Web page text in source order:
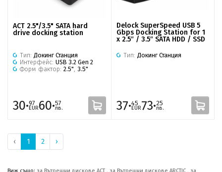
ACT 2.5"/3.5" SATA hard
drive docking station
Тип: Докинг Станция
Интерфейс: USB 3.2 Gen 2
Форм фактор: 2.5", 3.5"
30·97
EUR60·57
лв.
Delock SuperSpeed USB 5
Gbps Docking Station for 1
x 2.5″ / 3.5″ SATA HDD / SSD
Тип: Докинг Станция
37·45
EUR73·25
лв.
‹ 1 2 ›